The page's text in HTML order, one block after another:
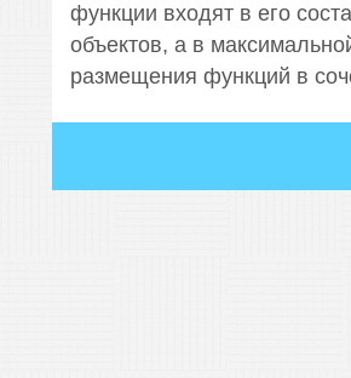
функции входят в его
объектов, а в
размещения функций в